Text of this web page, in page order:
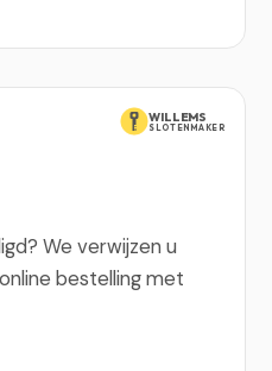
WILLEMS
SLOTENMAKER
We verwijzen u
bestelling met